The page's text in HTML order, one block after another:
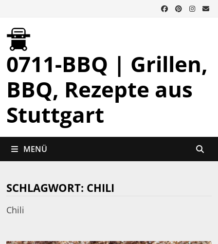
Inhalt
0711-BBQ | Grillen,
BBQ, Rezepte aus
Stuttgart
MENÜ
SCHLAGWORT: CHILI
Chili